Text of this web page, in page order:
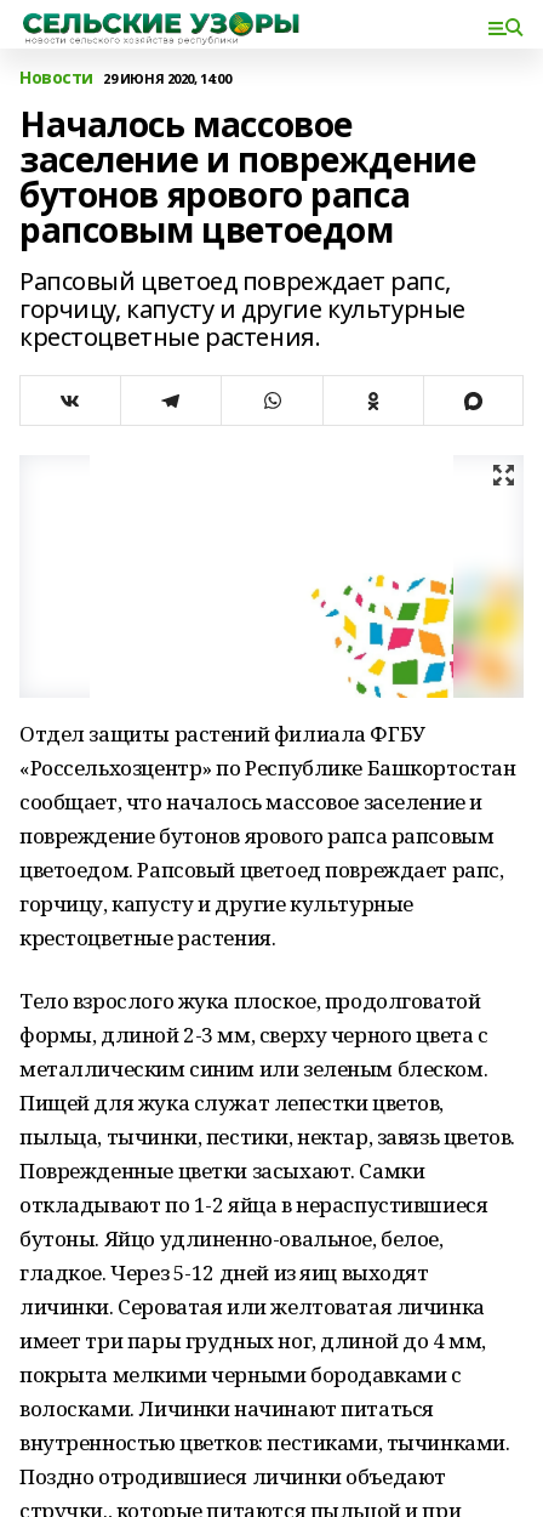
Новости 29 ИЮНЯ 2020, 14:00
Началось массовое
заселение и повреждение
бутонов ярового рапса
рапсовым цветоедом
Рапсовый цветоед повреждает рапс,
горчицу, капусту и другие культурные
крестоцветные растения.
Отдел защиты растений филиала ФГБУ
«Россельхозцентр» по Республике Башкортостан
сообщает, что началось массовое заселение и
повреждение бутонов ярового рапса рапсовым
цветоедом. Рапсовый цветоед повреждает рапс,
горчицу, капусту и другие культурные
крестоцветные растения.
Тело взрослого жука плоское, продолговатой
формы, длиной 2-3 мм, сверху черного цвета с
металлическим синим или зеленым блеском.
Пищей для жука служат лепестки цветов,
пыльца, тычинки, пестики, нектар, завязь цветов.
Поврежденные цветки засыхают. Самки
откладывают по 1-2 яйца в нераспустившиеся
бутоны. Яйцо удлиненно-овальное, белое,
гладкое. Через 5-12 дней из яиц выходят
личинки. Сероватая или желтоватая личинка
имеет три пары грудных ног, длиной до 4 мм,
покрыта мелкими черными бородавками с
волосками. Личинки начинают питаться
внутренностью цветков: пестиками, тычинками.
Поздно отродившиеся личинки объедают
стручки., которые питаются пыльцой и при